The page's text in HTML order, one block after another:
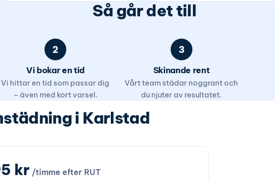
Så går det till
2
Vi bokar en tid
Vi hittar en tid som passar dig
– även med kort varsel.
3
Skinande rent
Vårt team städar noggrant och
du njuter av resultatet.
i Karlstad
kr /timme efter RUT